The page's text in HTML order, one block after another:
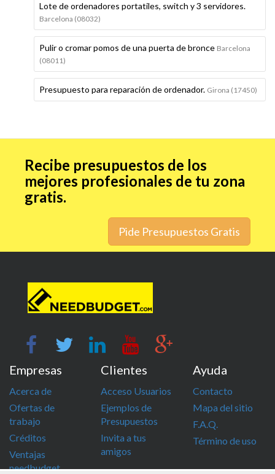
Lote de ordenadores portatiles, switch y 3 servidores.
Barcelona (08032)
Pulir o cromar pomos de una puerta de bronce Barcelona
(08011)
Presupuesto para reparación de ordenador. Girona (17450)
Recibe presupuestos de los
mejores profesionales de tu zona
gratis.
Pide Presupuestos Gratis
Empresas
Acerca de
Ofertas de
trabajo
Créditos
Ventajas
needbudget
Clientes
Acceso Usuarios
Ejemplos de
Presupuestos
Invita a tus
amigos
Ayuda
Contacto
Mapa del sitio
F.A.Q.
Término de uso